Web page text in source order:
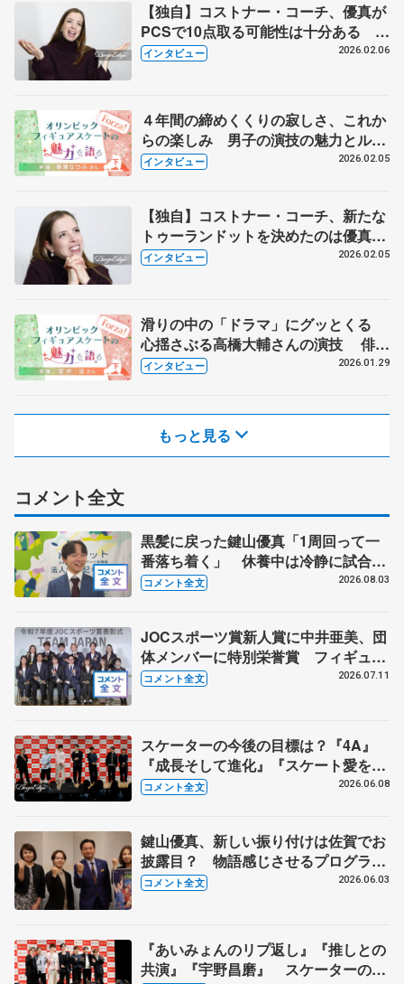
【独自】コストナー・コーチ、優真が
PCSで10点取る可能性は十分ある
「最高を目指すならプレッシャーや責
インタビュー 2026.02.06
４年間の締めくくりの寂しさ、これか
らの楽しみ 男子の演技の魅力とルー
ル変更 アニメ「メダリスト」の声
インタビュー 2026.02.05
【独自】コストナー・コーチ、新たな
トゥーランドットを決めたのは優真
「大きなポテンシャルがあり、まだま
インタビュー 2026.02.05
滑りの中の「ドラマ」にグッとくる
心揺さぶる高橋大輔さんの演技 俳優
の室井滋さんに聞く【下】
インタビュー 2026.01.29
もっと見る
コメント全文
黒髪に戻った鍵山優真「1周回って一
番落ち着く」 休養中は冷静に試合を
観戦する機会にも
コメント全文 2026.08.03
JOCスポーツ賞新人賞に中井亜美、団
体メンバーに特別栄誉賞 フィギュア
スケートに別のスポーツを組み合わせ
コメント全文 2026.07.11
スケーターの今後の目標は？『4A』
『成長そして進化』『スケート愛を深
める』 真剣勝負のゲームコーナーも
コメント全文 2026.06.08
鍵山優真、新しい振り付けは佐賀でお
披露目？ 物語感じさせるプログラム
に 【佐賀県庁訪問】
コメント全文 2026.06.03
『あいみょんのリプ返し』『推しとの
共演』『宇野昌磨』 スケーターの三